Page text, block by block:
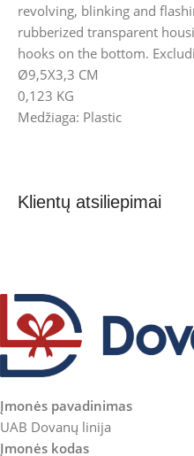
revolving, blinking and
rubberized transparent
hooks on the bottom.
Ø9,5X3,3 CM
0,123 KG
Medžiaga: Plastic
Klientų atsiliepimai
Įmonės pavadinimas
UAB Dovanų linija
Įmonės kodas